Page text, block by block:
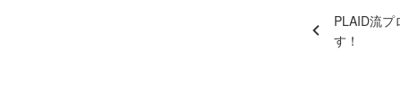
PLAID流プ
す！